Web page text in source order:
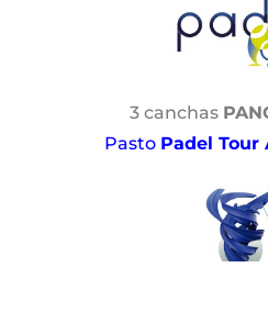
3 canchas
Pasto Padel Tour